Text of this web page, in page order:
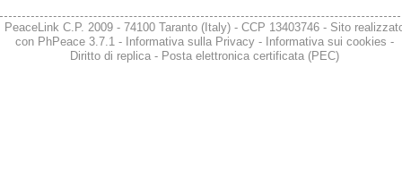
Se stai organizzando un evento segnalalo cliccando su
peacelink.it/segnala
PeaceLink C.P. 2009 - 74100 Taranto (Italy) - CCP 13403746 - Sito
con PhPeace 3.7.1- Informativa sulla Privacy- Informativa sui cookies -
Diritto di replica- Posta elettronica certificata (PEC)